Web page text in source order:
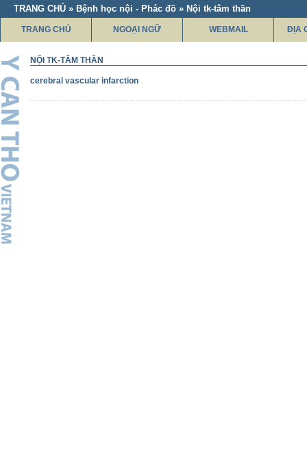
TRANG CHỦ » Bệnh học nội - Phác đồ » Nội tk-tâm thần
TRANG CHỦ NGOẠI NGỮ WEBMAIL ĐỊA
NỘI TK-TÂM THẦN
cerebral vascular infarction